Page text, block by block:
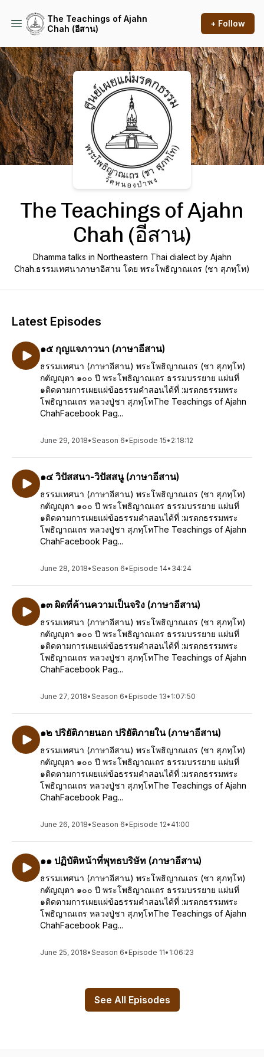
The Teachings of Ajahn
Chah (อีสาน)
+ Follow
Podcast Background Image
The Teachings of Ajahn
Chah (อีสาน)
Dhamma talks in Northeastern Thai dialect by Ajahn
Chah.ธรรมเทศนาภาษาอีสาน โดย พระโพธิญาณเถร (ชา สุภทฺโท)
Latest Episodes
๑๕ กุญแจ​ภาวนา (ภาษาอีสาน)
ธรรมเทศนา (ภาษาอีสาน) พระโพธิญาณเถร (ชา สุภทฺโท)
กตัญญุตา ๑๐๐ ปี พระโพธิญาณเถร ธรรมบรรยาย แผ่นที่
๑ติดตามการเผยแผ่ข้อธรรมคำสอนได้ที่ :มรดกธรรมพระ
โพธิญาณเถร หลวงปู่ชา สุภทฺโทThe Teachings of Ajahn
ChahFacebook Pag...
June 29, 2018•Season 6• Episode 15• 2:18:12
๑๔ วิปัสสนา-วิปัสสนู (ภาษาอีสาน)
ธรรมเทศนา (ภาษาอีสาน) พระโพธิญาณเถร (ชา สุภทฺโท)
กตัญญุตา ๑๐๐ ปี พระโพธิญาณเถร ธรรมบรรยาย แผ่นที่
๑ติดตามการเผยแผ่ข้อธรรมคำสอนได้ที่ :มรดกธรรมพระ
โพธิญาณเถร หลวงปู่ชา สุภทฺโทThe Teachings of Ajahn
ChahFacebook Pag...
June 28, 2018•Season 6• Episode 14• 34:24
๑๓ ผิดที่ค้านความเป็นจริง (ภาษาอีสาน)
ธรรมเทศนา (ภาษาอีสาน) พระโพธิญาณเถร (ชา สุภทฺโท)
กตัญญุตา ๑๐๐ ปี พระโพธิญาณเถร ธรรมบรรยาย แผ่นที่
๑ติดตามการเผยแผ่ข้อธรรมคำสอนได้ที่ :มรดกธรรมพระ
โพธิญาณเถร หลวงปู่ชา สุภทฺโทThe Teachings of Ajahn
ChahFacebook Pag...
June 27, 2018•Season 6• Episode 13• 1:07:50
๑๒ ปริยัติภายนอก ปริยัติภายใน (ภาษาอีสาน)
ธรรมเทศนา (ภาษาอีสาน) พระโพธิญาณเถร (ชา สุภทฺโท)
กตัญญุตา ๑๐๐ ปี พระโพธิญาณเถร ธรรมบรรยาย แผ่นที่
๑ติดตามการเผยแผ่ข้อธรรมคำสอนได้ที่ :มรดกธรรมพระ
โพธิญาณเถร หลวงปู่ชา สุภทฺโทThe Teachings of Ajahn
ChahFacebook Pag...
June 26, 2018•Season 6• Episode 12• 41:00
๑๑​ ปฏิบัติหน้าที่พุทธบริษัท (ภาษาอีสาน)
ธรรมเทศนา (ภาษาอีสาน) พระโพธิญาณเถร (ชา สุภทฺโท)
กตัญญุตา ๑๐๐ ปี พระโพธิญาณเถร ธรรมบรรยาย แผ่นที่
๑ติดตามการเผยแผ่ข้อธรรมคำสอนได้ที่ :มรดกธรรมพระ
โพธิญาณเถร หลวงปู่ชา สุภทฺโทThe Teachings of Ajahn
ChahFacebook Pag...
June 25, 2018•Season 6• Episode 11• 1:06:23
See All Episodes